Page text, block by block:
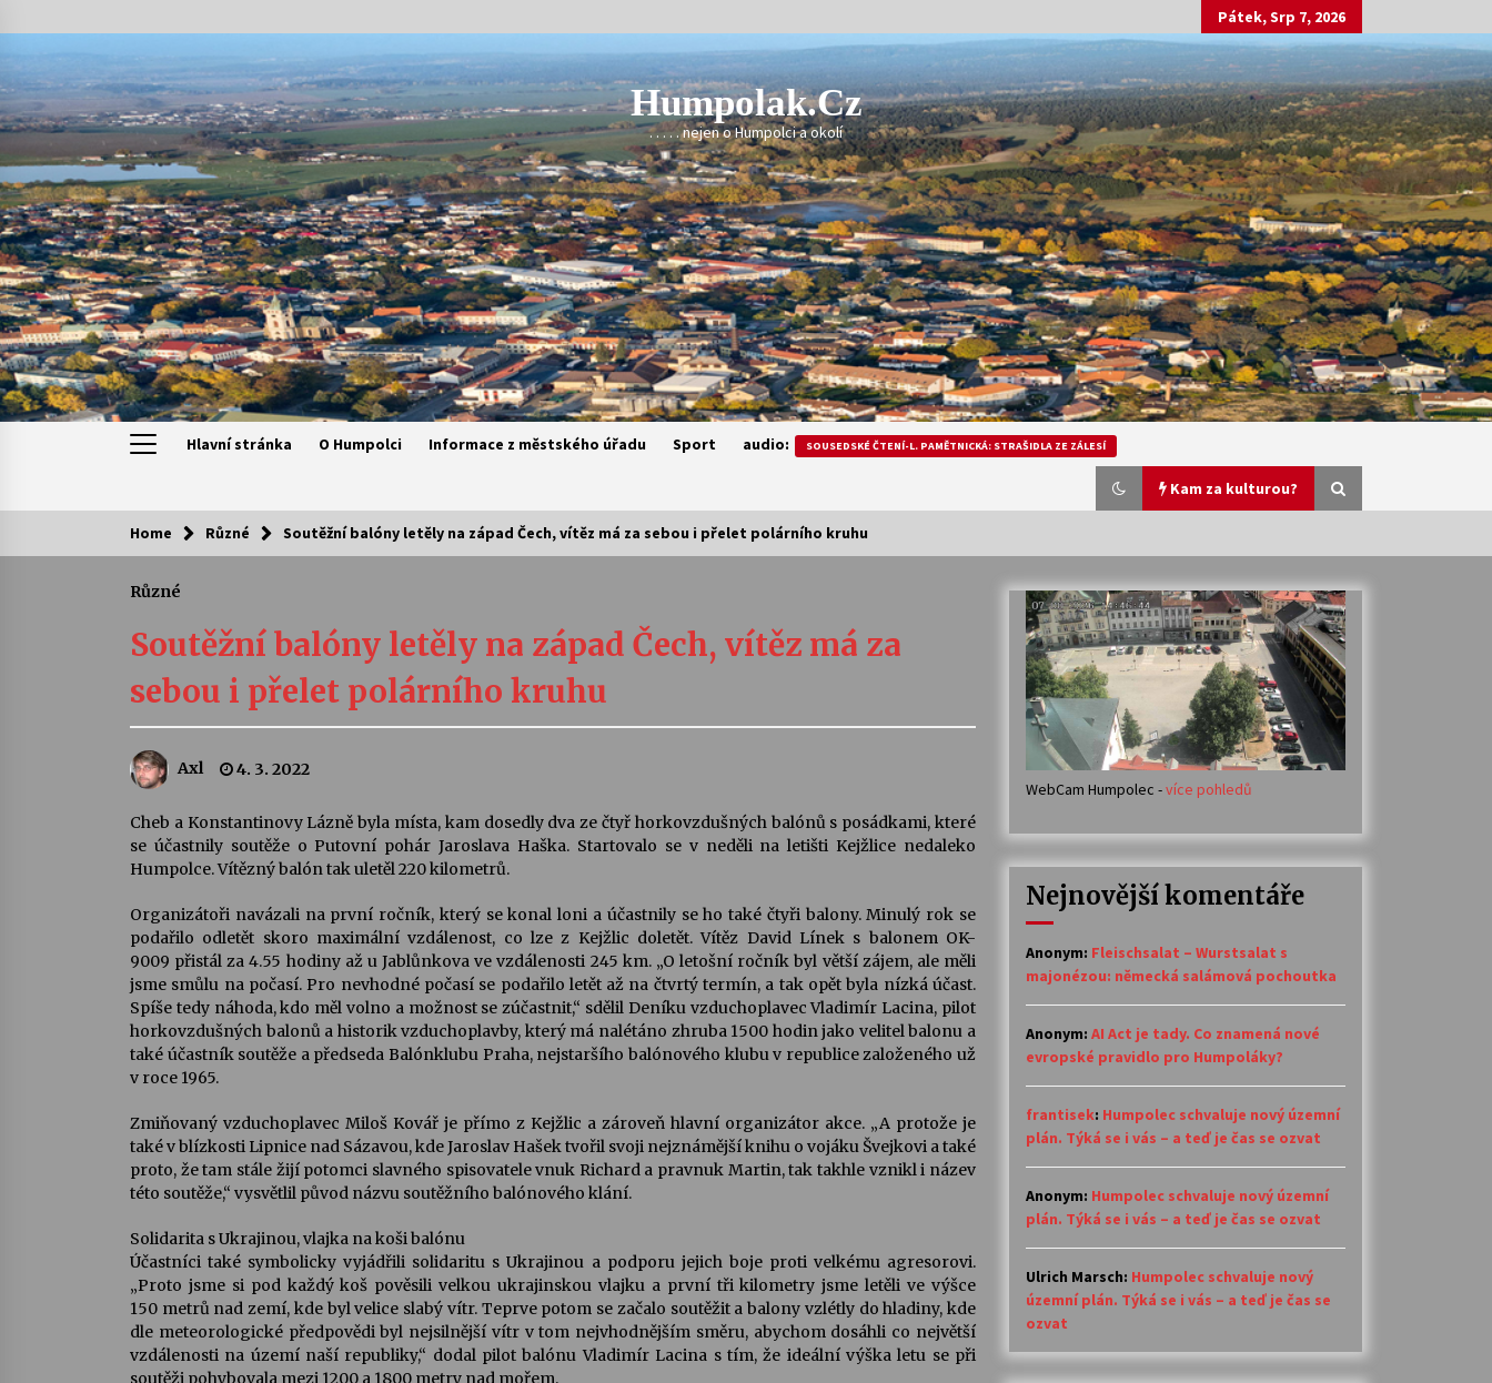
to
Pátek, Srp 7, 2026
Humpolak.cz
. . . . . nejen o Humpolci a okolí
Hlavní stránka O Humpolci Informace z městského úřadu Sport audio: SOUSEDSKÉ ČTENÍ-L. PAMĚTNICKÁ: STRAŠIDLA ZE ZÁLESÍ
Kam za kulturou?
Kam za kulturou?
Camerata a Sukuba Ensemble
4. 8. 2026
Stávám se kapkou
30. 7. 2026
Veselí muzikanti
30. 7. 2026
Pozvánka na integrační festival
Quijotova šedesátka: 28. 7.–1. 8.
28. 7. 2026
Kolchoz a Jenakaši
Votavžatský ploty
23. 7. 2026
Letní koncerty ve Stromovce: Rufus
Miller
22. 7. 2026
Vysočinka
17. 7. 2026 14. 7. 2026
Za kulturou kousek za Humpolec. V
Želivě ožije odkaz Josefa Čapka
13. 7. 2026
Varhanní recitál Michala Novenka v
Klášteře Želiv
3. 7. 2026
30. 6. 2026
Home Různé Soutěžní balóny letěly na západ Čech, vítěz má za sebou i přelet polárního kruhu
Různé
Soutěžní balóny letěly na západ Čech, vítěz má za
sebou i přelet polárního kruhu
Axl 4. 3. 2022
Cheb a Konstantinovy Lázně byla místa, kam dosedly dva ze čtyř horkovzdušných balónů s posádkami, které
se účastnily soutěže o Putovní pohár Jaroslava Haška. Startovalo se v neděli na letišti Kejžlice nedaleko
Humpolce. Vítězný balón tak uletěl 220 kilometrů.
Organizátoři navázali na první ročník, který se konal loni a účastnily se ho také čtyři balony. Minulý rok se
podařilo odletět skoro maximální vzdálenost, co lze z Kejžlic doletět. Vítěz David Línek s balonem OK-
9009 přistál za 4.55 hodiny až u Jablůnkova ve vzdálenosti 245 km. „O letošní ročník byl větší zájem, ale měli
jsme smůlu na počasí. Pro nevhodné počasí se podařilo letět až na čtvrtý termín, a tak opět byla nízká účast.
Spíše tedy náhoda, kdo měl volno a možnost se zúčastnit,“ sdělil Deníku vzduchoplavec Vladimír Lacina, pilot
horkovzdušných balonů a historik vzduchoplavby, který má nalétáno zhruba 1500 hodin jako velitel balonu a
také účastník soutěže a předseda Balónklubu Praha, nejstaršího balónového klubu v republice založeného už
v roce 1965.
Zmiňovaný vzduchoplavec Miloš Kovář je přímo z Kejžlic a zároveň hlavní organizátor akce. „A protože je
také v blízkosti Lipnice nad Sázavou, kde Jaroslav Hašek tvořil svoji nejznámější knihu o vojáku Švejkovi a také
proto, že tam stále žijí potomci slavného spisovatele vnuk Richard a pravnuk Martin, tak takhle vznikl i název
této soutěže,“ vysvětlil původ názvu soutěžního balónového klání.
Solidarita s Ukrajinou, vlajka na koši balónu
Účastníci také symbolicky vyjádřili solidaritu s Ukrajinou a podporu jejich boje proti velkému agresorovi.
„Proto jsme si pod každý koš pověsili velkou ukrajinskou vlajku a první tři kilometry jsme letěli ve výšce
150 metrů nad zemí, kde byl velice slabý vítr. Teprve potom se začalo soutěžit a balony vzlétly do hladiny, kde
dle meteorologické předpovědi byl nejsilnější vítr v tom nejvhodnějším směru, abychom dosáhli co největší
vzdálenosti na území naší republiky,“ dodal pilot balónu Vladimír Lacina s tím, že ideální výška letu se při
soutěži pohybovala mezi 1200 a 1800 metry nad mořem.
WebCam Humpolec -více pohledů
Nejnovější komentáře
Anonym: Fleischsalat – Wurstsalat s
majonézou: německá salámová pochoutka
Anonym: AI Act je tady. Co znamená nové
evropské pravidlo pro Humpoláky?
frantisek: Humpolec schvaluje nový územní
plán. Týká se i vás – a teď je čas se ozvat
Anonym: Humpolec schvaluje nový územní
plán. Týká se i vás – a teď je čas se ozvat
Ulrich Marsch: Humpolec schvaluje nový
územní plán. Týká se i vás – a teď je čas se
ozvat